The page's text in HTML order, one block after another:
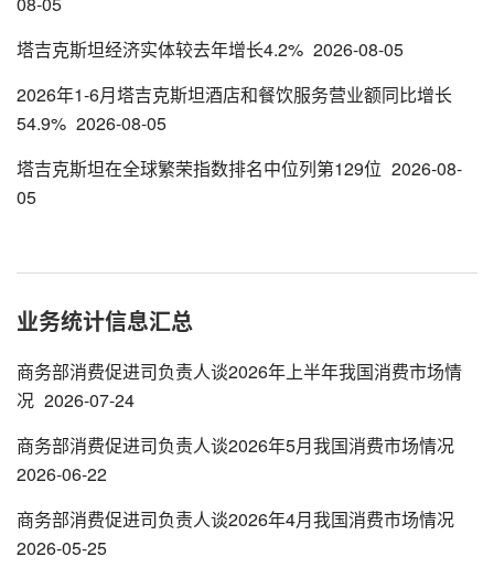
塔吉克斯坦经济实体较去年增长4.2% 2026-08-05
2026年1-6月塔吉克斯坦酒店和餐饮服务营业额同比增长
54.9% 2026-08-05
塔吉克斯坦在全球繁荣指数排名中位列第129位 2026-08-
05
业务统计信息汇总
商务部消费促进司负责人谈2026年上半年我国消费市场情
况 2026-07-24
商务部消费促进司负责人谈2026年5月我国消费市场情况
2026-06-22
商务部消费促进司负责人谈2026年4月我国消费市场情况
2026-05-25